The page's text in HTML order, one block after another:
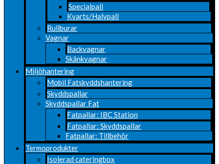
Specialpall
Kvarts/Halvpall
Rullburar
Vagnar
Backvagnar
Skänkvagnar
Miljöhantering
Mobil Fatskyddshantering
Skyddspallar
Skyddspallar Fat
Fatpallar: IBC Station
Fatpallar: Skyddspallar
Fatpallar: Tillbehör
Termoprodukter
Isolerad cateringbox